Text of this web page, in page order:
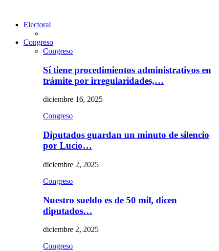
Electoral
Congreso
Congreso
Sí tiene procedimientos administrativos en
trámite por irregularidades,…
diciembre 16, 2025
Congreso
Diputados guardan un minuto de silencio
por Lucio…
diciembre 2, 2025
Congreso
Nuestro sueldo es de 50 mil, dicen
diputados…
diciembre 2, 2025
Congreso